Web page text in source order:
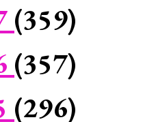
(359)
(357)
(296)